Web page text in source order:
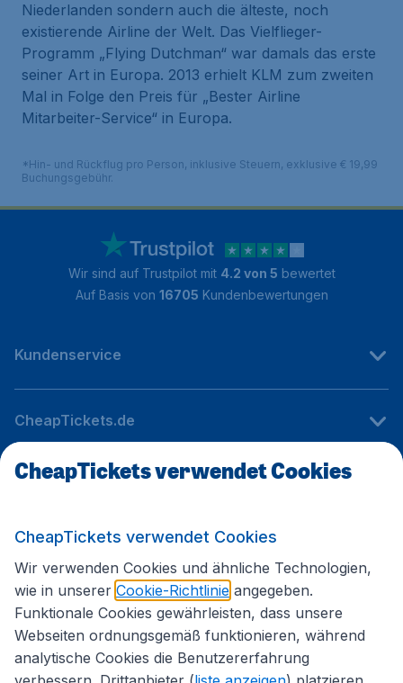
Niederlanden sondern auch die älteste, noch
existierende Airline der Welt. Das Vielflieger-
Programm „Flying Dutchman“ war damals das erste
seiner Art in Europa. 2013 erhielt KLM zum zweiten
Mal in Folge den Preis für „Bester Airline
Mitarbeiter-Service“ in Europa.
*Hin- und Rückflug pro Person, inklusive Steuern, exklusive € 19,99
Buchungsgebühr.
Wir sind auf Trustpilot mit 4.2 von 5 bewertet
Auf Basis von 16705 Kundenbewertungen
Kundenservice
CheapTickets.de
Internationale Webseiten
Folgen Sie uns:
CheapTickets verwendet Cookies
CheapTickets verwendet Cookies
Wir verwenden Cookies und ähnliche Technologien,
wie in unserer Cookie-Richtlinie angegeben.
Funktionale Cookies gewährleisten, dass unsere
Webseiten ordnungsgemäß funktionieren, während
analytische Cookies die Benutzererfahrung